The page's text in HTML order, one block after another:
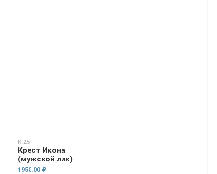
К-25
Крест Икона
(мужской лик)
1950.00 ₽